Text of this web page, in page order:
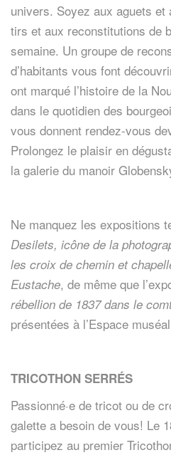
univers. Soyez aux aguets
tirs et aux reconstitutions de
semaine. Un groupe de
d’habitants vous font
ont marqué l’histoire de la
dans le quotidien des
vous donnent rendez-vous
Prolongez le plaisir en
la galerie du manoir
Ne manquez les expositions
Desilets, icône de la
les croix de chemin et
Eustache, de même que
rébellion de 1837 dans le
présentées à l’Espace
TRICOTHON SERRÉS
Passionné·e de tricot ou de
galette a besoin de vous! Le
participez au premier